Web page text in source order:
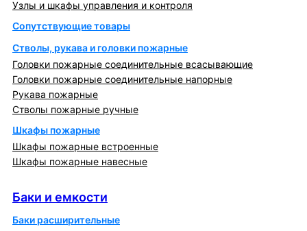
Узлы и шкафы управления и контроля
Сопутствующие товары
Стволы, рукава и головки пожарные
Головки пожарные соединительные всасывающие
Головки пожарные соединительные напорные
Рукава пожарные
Стволы пожарные ручные
Шкафы пожарные
Шкафы пожарные встроенные
Шкафы пожарные навесные
Баки и емкости
Баки расширительные